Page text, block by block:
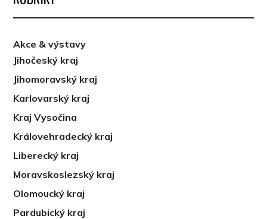
Akce & výstavy
Jihočeský kraj
Jihomoravský kraj
Karlovarský kraj
Kraj Vysočina
Královehradecký kraj
Liberecký kraj
Moravskoslezský kraj
Olomoucký kraj
Pardubický kraj